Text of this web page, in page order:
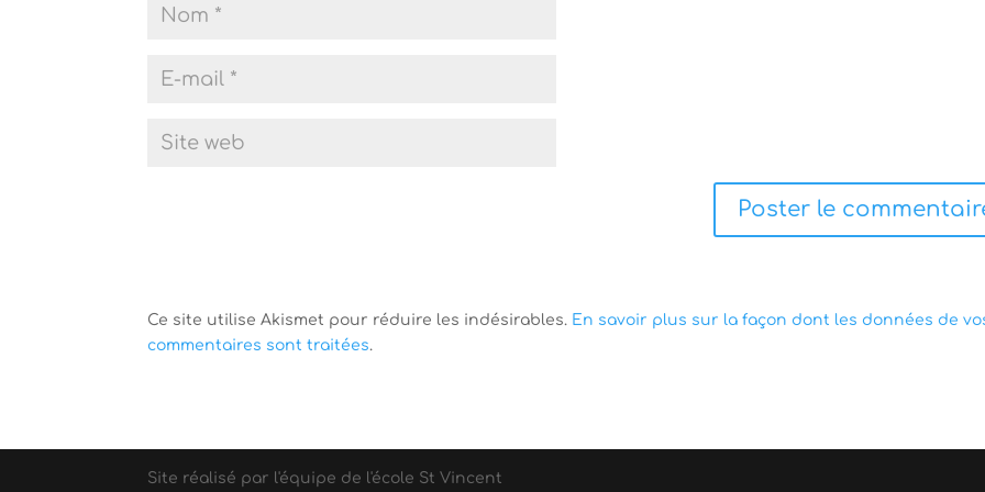
Ce site utilise Akismet pour réduire les indésirables. En savoir plus sur la façon dont les données de
commentaires sont traitées.
Site réalisé par l'équipe de l'école St Vincent